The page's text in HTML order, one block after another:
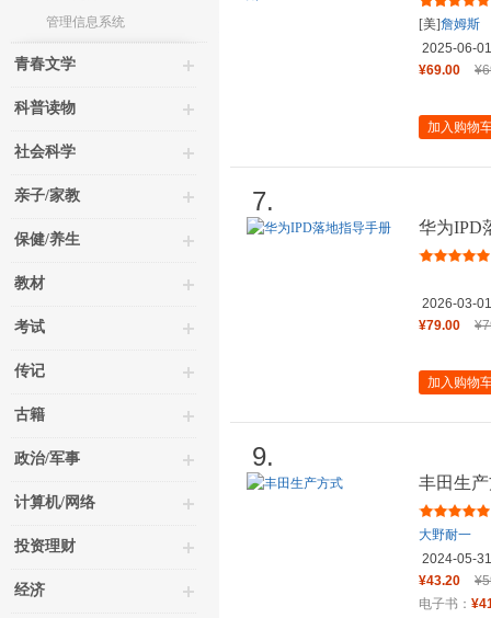
管理信息系统
青春文学
科普读物
社会科学
亲子/家教
保健/养生
教材
考试
传记
古籍
政治/军事
计算机/网络
投资理财
经济
[美]詹姆斯
尼尔·鲁斯
2025-06-01
¥69.00
加入购物
7.
华为IPD
2026-03-01
¥79.00
加入购物
9.
丰田生
大野耐一
2024-05-31
¥43.20
电子书：